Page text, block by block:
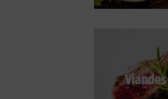
Viandes